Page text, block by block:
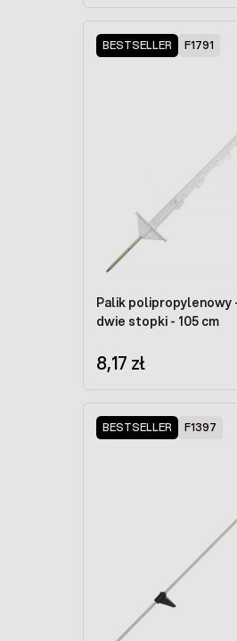
BESTSELLER F1791
Palik polipropylenowy
dwie stopki - 105 cm
8,17 zł
BESTSELLER F1397